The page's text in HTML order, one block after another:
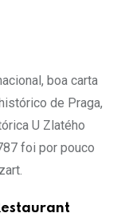
boa carta
de Praga,
U Zlatého
foi por pouco